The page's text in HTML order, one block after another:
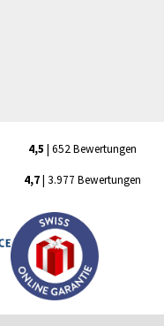
4,5 | 652 Bewertungen
4,7| 3.977 Bewertungen